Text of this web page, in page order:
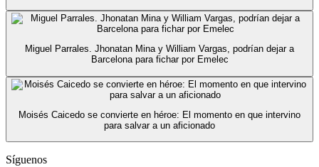
Miguel Parrales. Jhonatan Mina y William Vargas, podrían dejar a
Barcelona para fichar por Emelec
Moisés Caicedo se convierte en héroe: El momento en que intervino
para salvar a un aficionado
Síguenos